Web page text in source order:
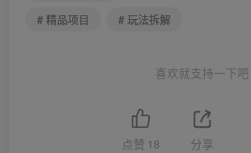
# 精品项目
# 玩法拆解
喜欢就支持一下吧
点赞 18 分享